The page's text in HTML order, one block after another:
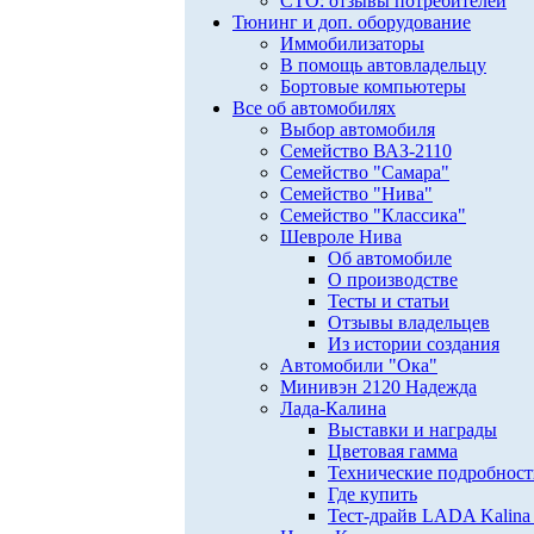
Тюнинг и доп. оборудование
Иммобилизаторы
В помощь автовладельцу
Бортовые компьютеры
Все об автомобилях
Выбор автомобиля
Семейство ВАЗ-2110
Семейство "Самара"
Семейство "Нива"
Семейство "Классика"
Шевроле Нива
Об автомобиле
О производстве
Тесты и статьи
Отзывы владельцев
Из истории создания
Автомобили "Ока"
Минивэн 2120 Надежда
Лада-Калина
Выставки и награды
Цветовая гамма
Технические
Где купить
Тест-драйв LADA Kalina